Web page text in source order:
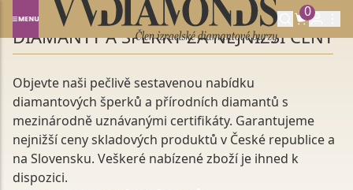
0
DIAMANTY A ŠPERKY ZA NEJNIŽŠÍ CENY
Objevte naši pečlivě sestavenou nabídku
diamantových šperků a přírodních diamantů s
mezinárodně uznávanými certifikáty. Garantujeme
nejnižší ceny skladových produktů v České republice a
na Slovensku. Veškeré nabízené zboží je ihned k
dispozici.